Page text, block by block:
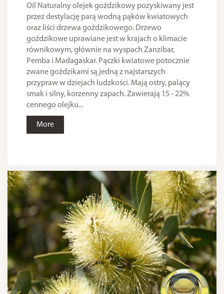
Oil Naturalny olejek goździkowy pozyskiwany jest
przez destylację parą wodną pąków kwiatowych
oraz liści drzewa goździkowego. Drzewo
goździkowe uprawiane jest w krajach o klimacie
równikowym, głównie na wyspach Zanzibar,
Pemba i Madagaskar. Pączki kwiatowe potocznie
zwane goździkami są jedną z najstarszych
przypraw w dziejach ludzkości. Mają ostry, palący
smak i silny, korzenny zapach. Zawierają 15 - 22%
cennego olejku...
More